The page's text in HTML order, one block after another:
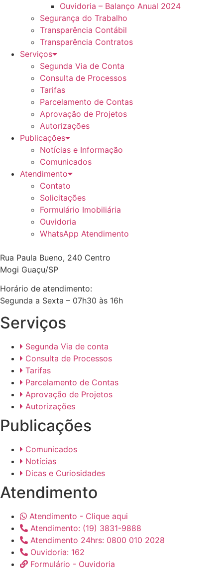
Ouvidoria – Balanço Anual 2024
Segurança do Trabalho
Transparência Contábil
Transparência Contratos
Serviços
Segunda Via de Conta
Consulta de Processos
Tarifas
Parcelamento de Contas
Aprovação de Projetos
Autorizações
Publicações
Notícias e Informação
Comunicados
Atendimento
Contato
Solicitações
Formulário Imobiliária
Ouvidoria
WhatsApp Atendimento
Rua Paula Bueno, 240 Centro
Mogi Guaçu/SP
Horário de atendimento:
Segunda a Sexta – 07h30 às 16h
Serviços
Segunda Via de conta
Consulta de Processos
Tarifas
Parcelamento de Contas
Aprovação de Projetos
Autorizações
Publicações
Comunicados
Notícias
Dicas e Curiosidades
Atendimento
Atendimento - Clique aqui
Atendimento: (19) 3831-9888
Atendimento 24hrs: 0800 010 2028
Ouvidoria: 162
Formulário - Ouvidoria